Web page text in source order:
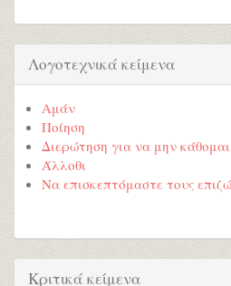
Λογοτεχνικά κείμενα
Αμάν
Ποίηση
Διερώτηση για να μην
Άλλοθι
Να επισκεπτόμαστε τους
Κριτικά κείμενα